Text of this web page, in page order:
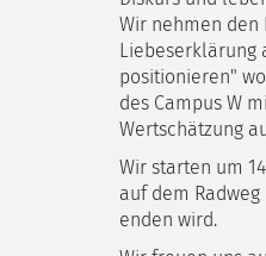
Wir nehmen
Liebeserklärung
positionieren"
des Campus W
Wertschätzung
Wir starten um
auf dem
enden wird.